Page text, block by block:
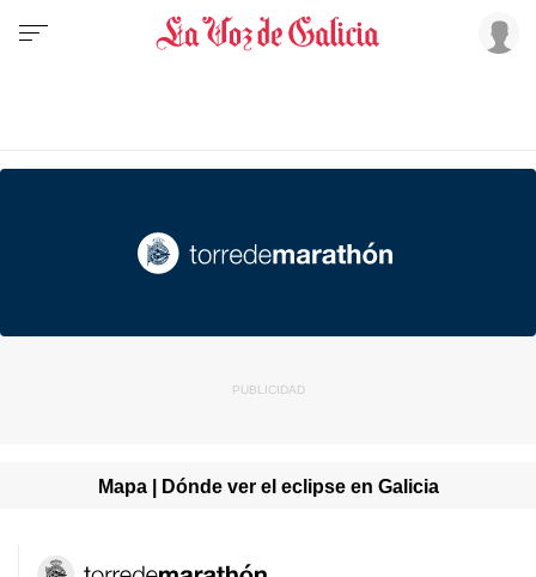
Mapa | Dónde ver el eclipse en Galicia